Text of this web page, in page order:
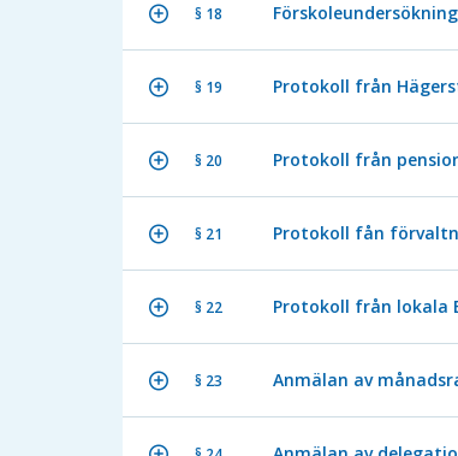
§ 18
§ 19 Protokoll från
§ 20 Protokoll från
§ 21 Protokoll fån
§ 22 Protokoll från lokala
§ 23 Anmälan av